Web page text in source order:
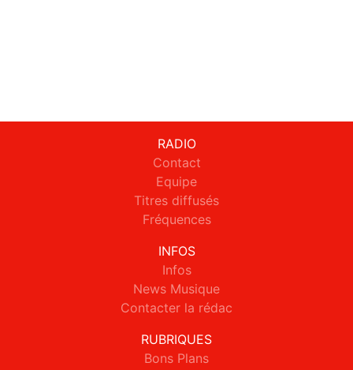
RADIO
Contact
Equipe
Titres diffusés
Fréquences
INFOS
Infos
News Musique
Contacter la rédac
RUBRIQUES
Bons Plans